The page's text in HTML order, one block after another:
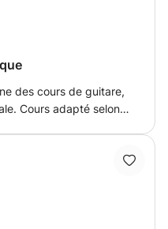
des cours de guitare,
Cours adapté selon